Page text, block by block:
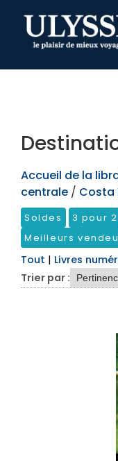
TEST
Accueil de la
centrale / Costa
Soldes 3 pour 2
Meilleurs
Tout | Livres
Trier par :